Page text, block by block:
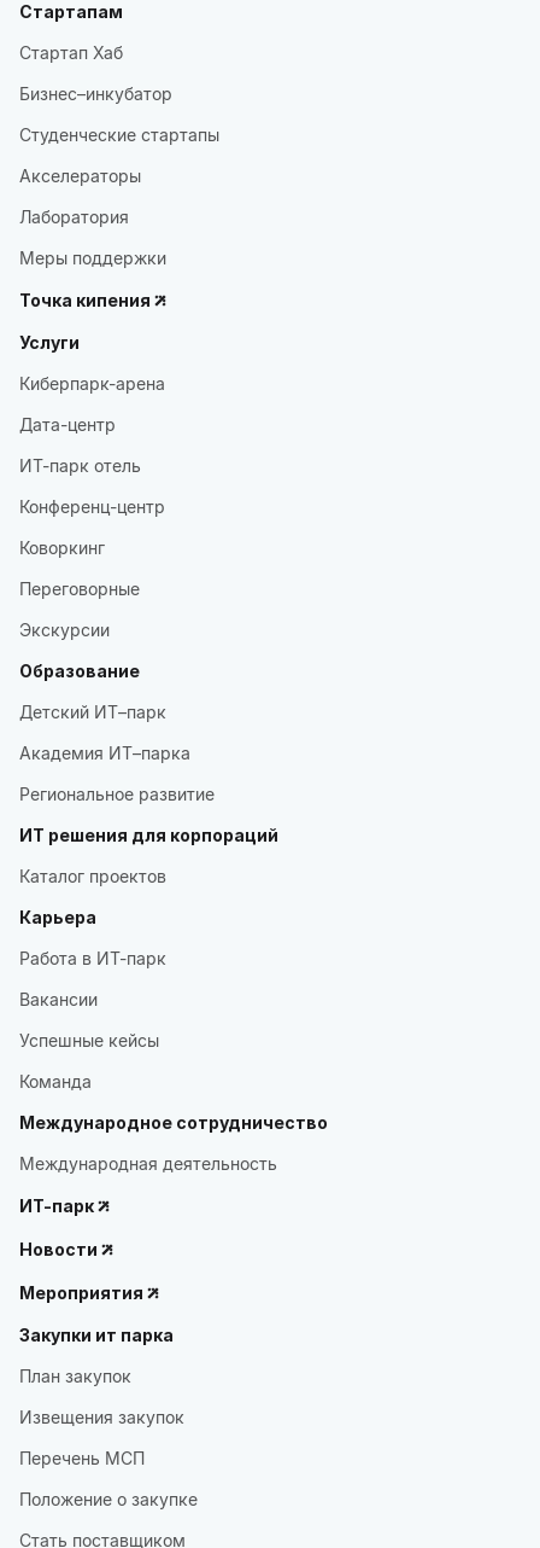
Стартапам
Стартап Хаб
Бизнес–инкубатор
Студенческие стартапы
Акселераторы
Лаборатория
Меры поддержки
Точка кипения
Услуги
Киберпарк-арена
Дата-центр
ИТ-парк отель
Конференц-центр
Коворкинг
Переговорные
Экскурсии
Образование
Детский ИТ–парк
Академия ИТ–парка
Региональное развитие
ИТ решения для корпораций
Каталог проектов
Карьера
Работа в ИТ-парк
Вакансии
Успешные кейсы
Команда
Международное сотрудничество
Международная деятельность
ИТ-парк
Новости
Мероприятия
Закупки ит парка
План закупок
Извещения закупок
Перечень МСП
Положение о закупке
Стать поставщиком